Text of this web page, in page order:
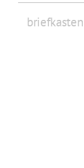
briefkasten